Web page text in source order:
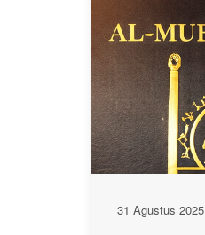
31 Agustus 2025